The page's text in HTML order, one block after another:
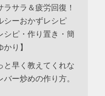
サラ＆疲労回復！
シーおかずレシピ
シピ・作り置き・簡
り】
と早く教えてくれな
ー炒めの作り方。